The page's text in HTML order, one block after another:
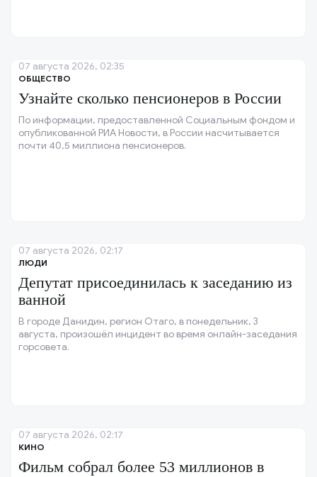
ОБЩЕСТВО
Узнайте сколько пенсионеров в России
По информации, предоставленной Социальным фондом и
опубликованной РИА Новости, в России насчитывается
почти 40,5 миллиона пенсионеров.
07 августа 2026, 02:35
ЛЮДИ
Депутат присоединилась к заседанию из
ванной
В городе Данидин, регион Отаго, в понедельник, 3
августа, произошёл инцидент во время онлайн-заседания
горсовета.
07 августа 2026, 02:17
КИНО
Фильм собрал более 53 миллионов в
07 августа 2026, 02:17